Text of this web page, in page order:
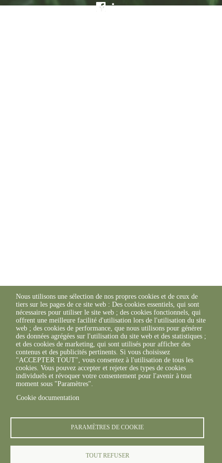
Nous utilisons une sélection de nos propres cookies et de ceux de
tiers sur les pages de ce site web : Des cookies essentiels, qui sont
nécessaires pour utiliser le site web ; des cookies fonctionnels, qui
offrent une meilleure facilité d'utilisation lors de l'utilisation du site
web ; des cookies de performance, que nous utilisons pour générer
des données agrégées sur l'utilisation du site web et des statistiques ;
et des cookies de marketing, qui sont utilisés pour afficher des
contenus et des publicités pertinents. Si vous choisissez
"ACCEPTER TOUT", vous consentez à l'utilisation de tous les
cookies. Vous pouvez accepter et rejeter des types de cookies
individuels et révoquer votre consentement pour l'avenir à tout
moment sous "Paramètres".
Cookie documentation
PARAMÈTRES DE COOKIE
TOUT REFUSER